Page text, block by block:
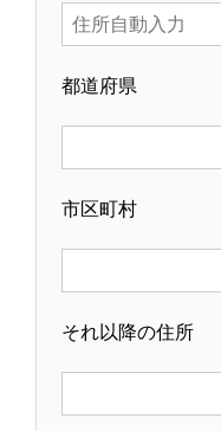
都道府県
市区町村
それ以降の住所